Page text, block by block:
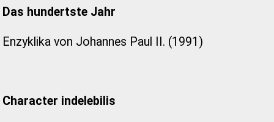
Das hundertste Jahr
Enzyklika von Johannes Paul II. (1991)
Character indelebilis